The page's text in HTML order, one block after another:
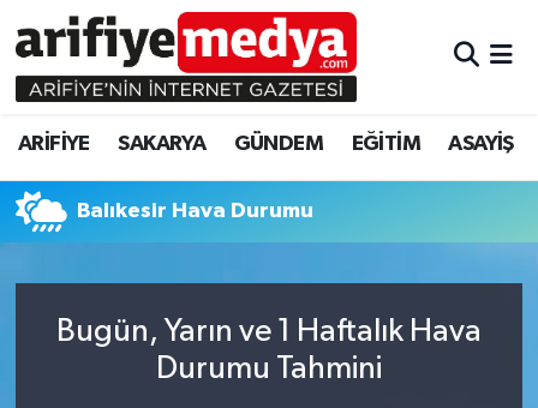
ARİFİYE SAKARYA GÜNDEM EĞİTİM ASAYİŞ
Balıkesir Hava Durumu
Bugün, Yarın ve 1 Haftalık Hava
Durumu Tahmini
ARİFİYE
SAKARYA
GÜNDEM
ASAYİŞ
ARİFİYE
GÜNDEM
EĞİTİM
ASAYİŞ
Sakarya Hava Durumu
Sakarya Namaz Vakitleri
Sakarya Trafik Yoğunluk Haritası
Tüm Manşetler